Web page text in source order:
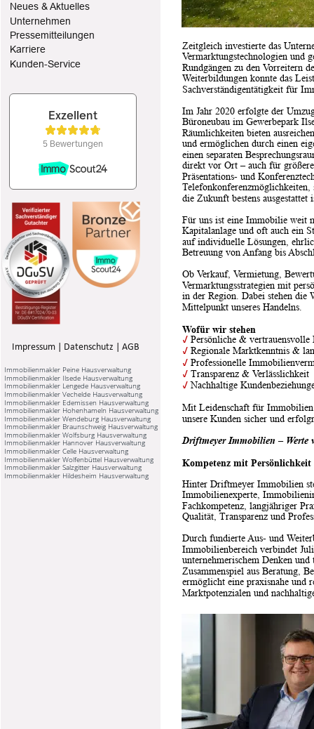
Neues & Aktuelles
Unternehmen
Pressemitteilungen
Karriere
Kunden-Service
Impressum Datenschutz AGB
Immobilienmakler Peine Hausverwaltung
Immobilienmakler Ilsede Hausverwaltung
Immobilienmakler Lengede Hausverwaltung
Immobilienmakler Vechelde Hausverwaltung
Immobilienmakler Edemissen Hausverwaltung
Immobilienmakler Hohenhameln Hausverwaltung
Immobilienmakler Wendeburg Hausverwaltung
Immobilienmakler Braunschweig Hausverwaltung
Immobilienmakler Wolfsburg Hausverwaltung
Immobilienmakler Hannover Hausverwaltung
Immobilienmakler Celle Hausverwaltung
Immobilienmakler Wolfenbüttel Hausverwaltung
Immobilienmakler Salzgitter Hausverwaltung
Immobilienmakler Hildesheim Hausverwaltung
Zeitgleich investierte das
Vermarktungstechnologien und
Rundgängen zu den Vorreitern
Weiterbildungen konnte das
Sachverständigentätigkeit für
Im Jahr 2020 erfolgte der
Büroneubau im Gewerbepark
Räumlichkeiten bieten
und ermöglichen durch einen
einen separaten
direkt vor Ort – auch für
Präsentations- und
die Zukunft bestens ausgestattet
Für uns ist eine Immobilie weit
Kapitalanlage und oft auch ein
auf individuelle Lösungen,
Betreuung von Anfang bis
Ob Verkauf, Vermietung,
Vermarktungsstrategien mit
in der Region. Dabei stehen die
Mittelpunkt unseres Handelns.
Wofür wir stehen
✓ Persönliche & vertrauensvolle
✓ Regionale Marktkenntnis &
✓ Professionelle
✓ Transparenz & Verlässlichkeit
✓ Nachhaltige
Mit Leidenschaft für
unsere Kunden sicher und
Driftmeyer Immobilien – Werte
Kompetenz mit Persönlichkeit
Hinter Driftmeyer Immobilien
Immobilienexperte,
Fachkompetenz, langjähriger
Qualität, Transparenz und
Durch fundierte Aus- und
Immobilienbereich verbindet
unternehmerischem Denken
Zusammenspiel aus Beratung,
ermöglicht eine praxisnahe und
Marktpotenzialen und